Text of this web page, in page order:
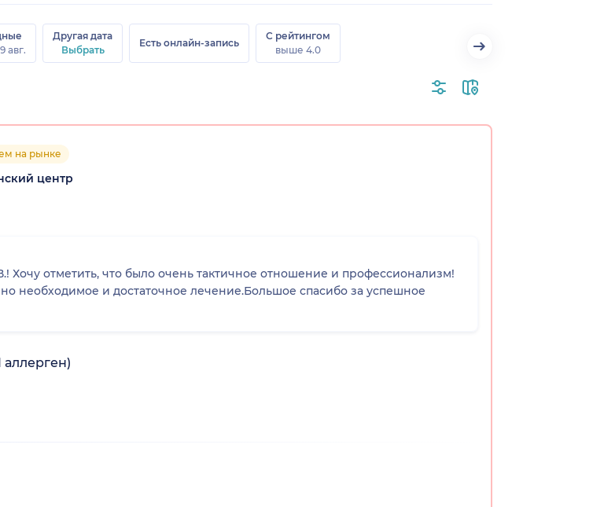
авг.
Другая дата
Выбрать
Есть онлайн-запись
С рейтингом
выше 4.0
на рынке
центр
Хочу отметить, что было очень тактичное отношение и профессионализм!
необходимое и достаточное лечение.Большое спасибо за успешное